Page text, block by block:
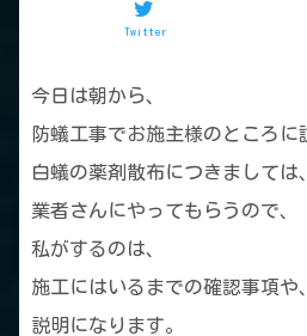
Twitter
今日は朝から、
防蟻工事でお施主様のところに
白蟻の薬剤散布につきましては、
業者さんにやってもらうので、
私がするのは、
施工にはいるまでの確認事項や、
説明になります。